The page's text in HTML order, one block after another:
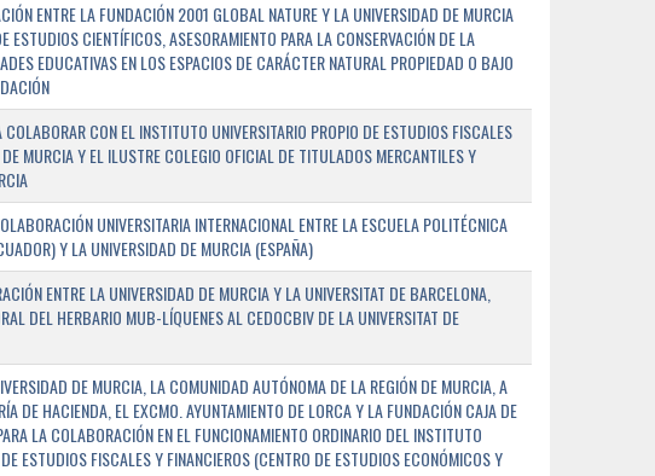
ENTRE LA FUNDACIÓN 2001 GLOBAL NATURE Y LA UNIVERSIDAD DE MURCIA
ESTUDIOS CIENTÍFICOS, ASESORAMIENTO PARA LA CONSERVACIÓN DE LA
EDUCATIVAS EN LOS ESPACIOS DE CARÁCTER NATURAL PROPIEDAD O BAJO
COLABORAR CON EL INSTITUTO UNIVERSITARIO PROPIO DE ESTUDIOS FISCALES
MURCIA Y EL ILUSTRE COLEGIO OFICIAL DE TITULADOS MERCANTILES Y
UNIVERSITARIA INTERNACIONAL ENTRE LA ESCUELA POLITÉCNICA
Y LA UNIVERSIDAD DE MURCIA (ESPAÑA)
ENTRE LA UNIVERSIDAD DE MURCIA Y LA UNIVERSITAT DE BARCELONA,
DEL HERBARIO MUB-LÍQUENES AL CEDOCBIV DE LA UNIVERSITAT DE
DE MURCIA, LA COMUNIDAD AUTÓNOMA DE LA REGIÓN DE MURCIA, A
DE HACIENDA, EL EXCMO. AYUNTAMIENTO DE LORCA Y LA FUNDACIÓN CAJA DE
LA COLABORACIÓN EN EL FUNCIONAMIENTO ORDINARIO DEL INSTITUTO
ESTUDIOS FISCALES Y FINANCIEROS (CENTRO DE ESTUDIOS ECONÓMICOS Y